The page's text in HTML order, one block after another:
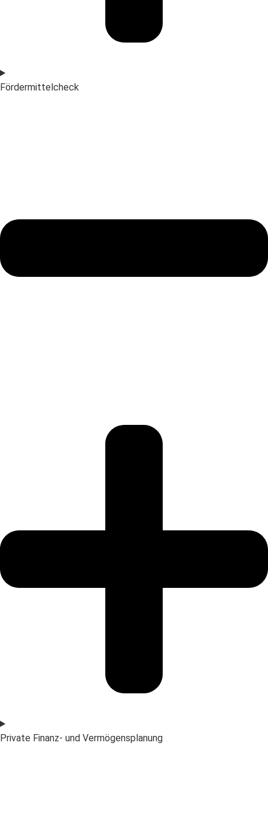
Fördermittelcheck
Private Finanz- und Vermögensplanung